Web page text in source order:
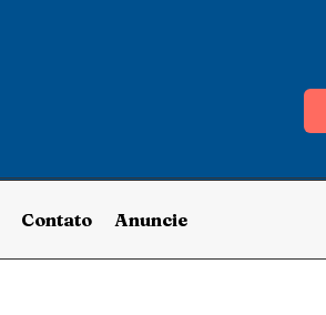
Contato Anuncie